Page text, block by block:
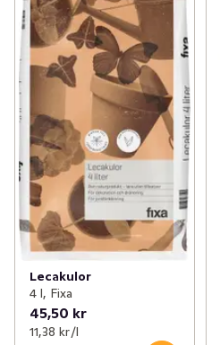
Lecakulor
4 l, Fixa
45,50 kr
11,38 kr /l